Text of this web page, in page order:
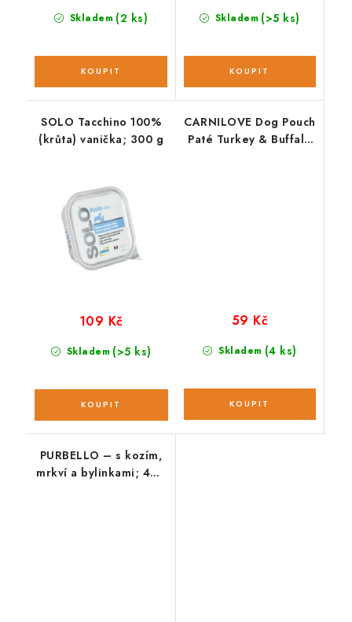
Skladem (2 ks) Skladem (>5 ks)
SOLO Tacchino 100%
(krůta) vanička; 300 g
Skladem (>5 ks)
109 Kč
CARNILOVE Dog Pouch
Paté Turkey & Buffalo
Skladem (4 ks)
59 Kč
PURBELLO – s kozím,
mrkví a bylinkami; 400